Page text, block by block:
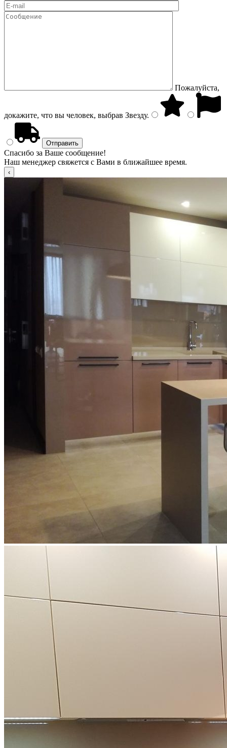
Пожалуйста,
докажите, что вы человек, выбрав Звезду.
Спасибо за Ваше сообщение!
Наш менеджер свяжется с Вами в ближайшее время.